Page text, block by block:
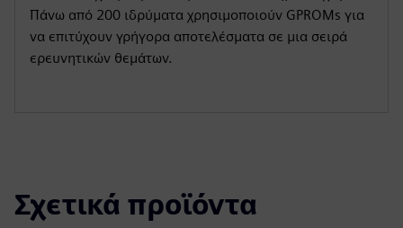
Πάνω από 200 ιδρύματα χρησιμοποιούν GPROMs για
να επιτύχουν γρήγορα αποτελέσματα σε μια σειρά
ερευνητικών θεμάτων.
Σχετικά προϊόντα